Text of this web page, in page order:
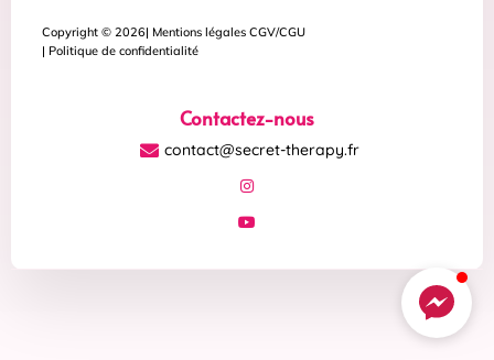
Copyright © 2026| Mentions légales CGV/CGU
| Politique de confidentialité
Contactez-nous
contact@secret-therapy.fr